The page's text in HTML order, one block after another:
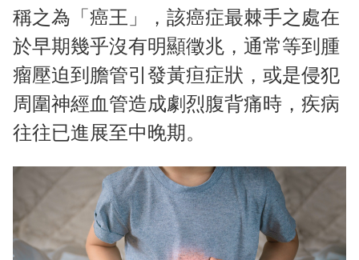
稱之為「癌王」，該癌症最棘手之處在
於早期幾乎沒有明顯徵兆，通常等到腫
瘤壓迫到膽管引發黃疸症狀，或是侵犯
周圍神經血管造成劇烈腹背痛時，疾病
往往已進展至中晚期。